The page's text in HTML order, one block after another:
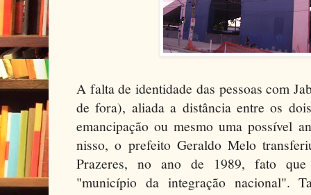
A falta de identidade das pessoas com
de fora), aliada a distância entre os
emancipação ou mesmo uma possível
nisso, o prefeito Geraldo Melo
Prazeres, no ano de 1989, fato
"município da integração nacional".